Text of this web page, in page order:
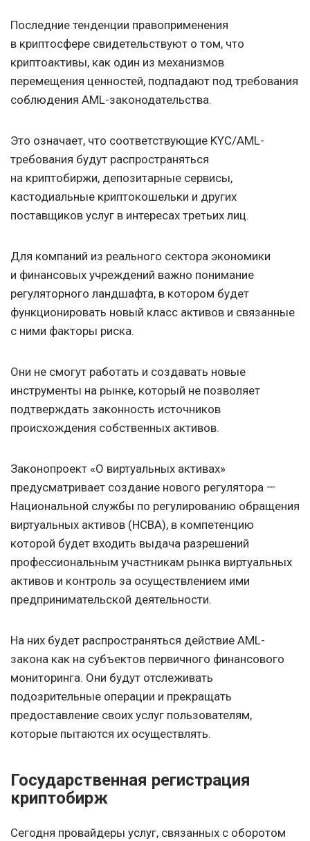
Последние тенденции правоприменения
в криптосфере свидетельствуют о том, что
криптоактивы, как один из механизмов
перемещения ценностей, подпадают под требования
соблюдения AML-законодательства.
Это означает, что соответствующие KYC/AML-
требования будут распространяться
на криптобиржи, депозитарные сервисы,
кастодиальные криптокошельки и других
поставщиков услуг в интересах третьих лиц.
Для компаний из реального сектора экономики
и финансовых учреждений важно понимание
регуляторного ландшафта, в котором будет
функционировать новый класс активов и связанные
с ними факторы риска.
Они не смогут работать и создавать новые
инструменты на рынке, который не позволяет
подтверждать законность источников
происхождения собственных активов.
Законопроект «О виртуальных активах»
предусматривает создание нового регулятора —
Национальной службы по регулированию обращения
виртуальных активов (НСВА), в компетенцию
которой будет входить выдача разрешений
профессиональным участникам рынка виртуальных
активов и контроль за осуществлением ими
предпринимательской деятельности.
На них будет распространяться действие AML-
закона как на субъектов первичного финансового
мониторинга. Они будут отслеживать
подозрительные операции и прекращать
предоставление своих услуг пользователям,
которые пытаются их осуществлять.
Государственная регистрация
криптобирж
Сегодня провайдеры услуг, связанных с оборотом